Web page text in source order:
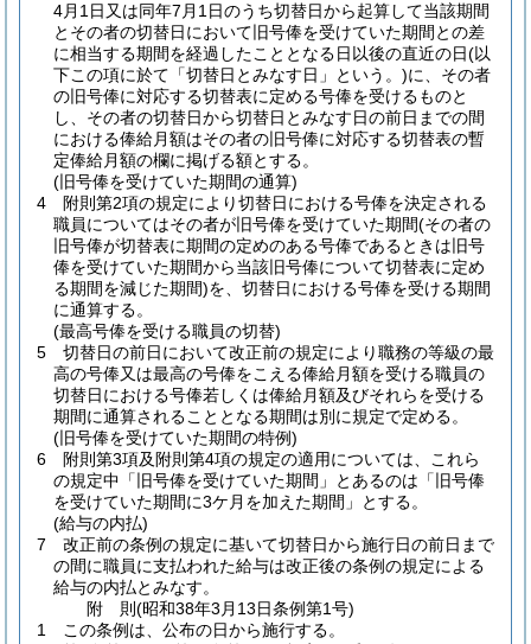
4月1日又は同年7月1日のうち切替日から起算して当該期間
とその者の切替日において旧号俸を受けていた期間との差
に相当する期間を経過したこととなる日以後の直近の日(以
下この項に於て「切替日とみなす日」という。)に、その者
の旧号俸に対応する切替表に定める号俸を受けるものと
し、その者の切替日から切替日とみなす日の前日までの間
における俸給月額はその者の旧号俸に対応する切替表の暫
定俸給月額の欄に掲げる額とする。
(旧号俸を受けていた期間の通算)
4
附則第2項の規定により切替日における号俸を決定される
職員についてはその者が旧号俸を受けていた期間(その者の
旧号俸が切替表に期間の定めのある号俸であるときは旧号
俸を受けていた期間から当該旧号俸について切替表に定め
る期間を減じた期間)を、切替日における号俸を受ける期間
に通算する。
(最高号俸を受ける職員の切替)
5
切替日の前日において改正前の規定により職務の等級の最
高の号俸又は最高の号俸をこえる俸給月額を受ける職員の
切替日における号俸若しくは俸給月額及びそれらを受ける
期間に通算されることとなる期間は別に規定で定める。
(旧号俸を受けていた期間の特例)
6
附則第3項及附則第4項の規定の適用については、これら
の規定中「旧号俸を受けていた期間」とあるのは「旧号俸
を受けていた期間に3ケ月を加えた期間」とする。
(給与の内払)
7
改正前の条例の規定に基いて切替日から施行日の前日まで
の間に職員に支払われた給与は改正後の条例の規定による
給与の内払とみなす。
附 則(昭和38年3月13日条例第1号)
1
この条例は、公布の日から施行する。